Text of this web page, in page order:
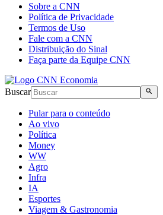
Sobre a CNN
Política de Privacidade
Termos de Uso
Fale com a CNN
Distribuição do Sinal
Faça parte da Equipe CNN
Buscar
Pular para o conteúdo
Ao vivo
Política
Money
WW
Agro
Infra
IA
Esportes
Viagem & Gastronomia